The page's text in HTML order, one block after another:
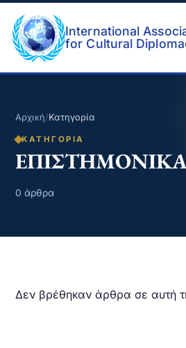
International
for Cultural
Αρχική/Κατηγορία
ΚΑΤΗΓΟΡΊΑ
0 άρθρα
Δεν βρέθηκαν άρθρα σε αυτή